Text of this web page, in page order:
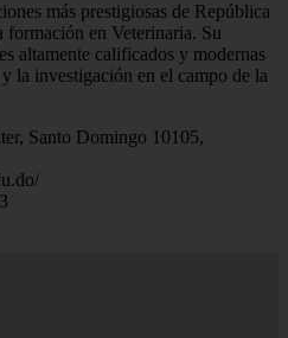
más prestigiosas de República
en Veterinaria. Su
altamente calificados y modernas
la investigación en el campo de la
Santo Domingo 10105,